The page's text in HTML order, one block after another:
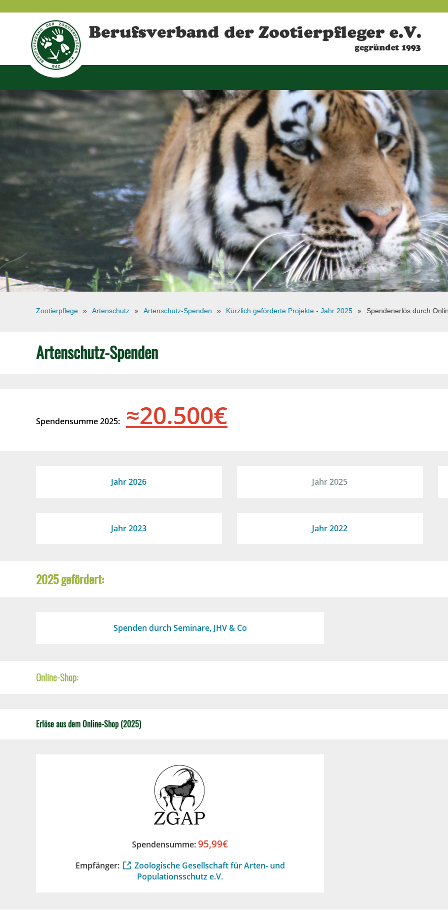
Zootierpflege Artenschutz Artenschutz-Spenden Kürzlich geförderte Projekte - Jahr 2025 Spendenerlös durch
Artenschutz-Spenden
Spendensumme 2025: ≈20.500€
Jahr 2026 Jahr 2025
Jahr 2023 Jahr 2022
2025 gefördert:
Spenden durch Seminare, JHV & Co
Online-Shop:
Erlöse aus dem Online-Shop (2025)
Spendensumme:95,99€
Empfänger:
Zoologische Gesellschaft für Arten- und
Populationsschutz e.V.